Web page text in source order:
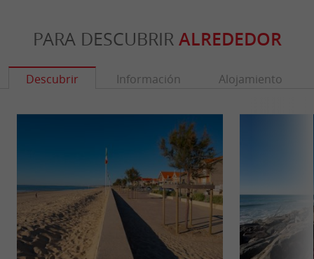
PARA DESCUBRIR ALREDEDOR
Descubrir Información Alojamiento